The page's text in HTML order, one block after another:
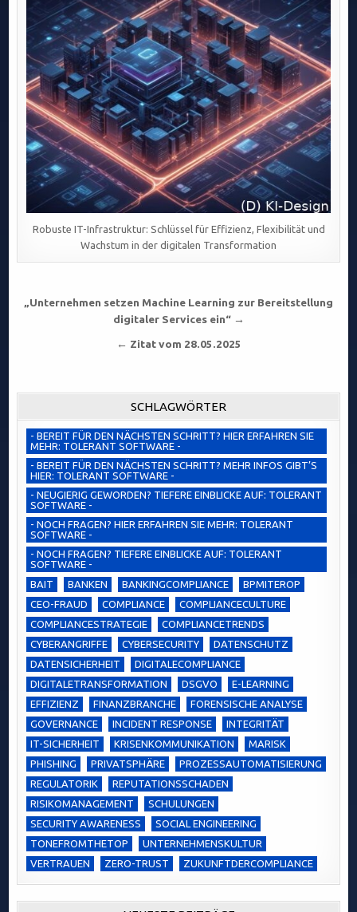
Robuste IT-Infrastruktur: Schlüssel für Effizienz, Flexibilität und
Wachstum in der digitalen Transformation
Beitragsnavigation
„Unternehmen setzen Machine Learning zur Bereitstellung
digitaler Services ein“ →
← Zitat vom 28.05.2025
SCHLAGWÖRTER
- BEREIT FÜR DEN NÄCHSTEN SCHRITT? HIER ERFAHREN SIE
MEHR: TOLERANT SOFTWARE -
- BEREIT FÜR DEN NÄCHSTEN SCHRITT? MEHR INFOS GIBT’S
HIER: TOLERANT SOFTWARE -
- NEUGIERIG GEWORDEN? TIEFERE EINBLICKE AUF: TOLERANT
SOFTWARE -
- NOCH FRAGEN? HIER ERFAHREN SIE MEHR: TOLERANT
SOFTWARE -
- NOCH FRAGEN? TIEFERE EINBLICKE AUF: TOLERANT
SOFTWARE -
BAIT
BANKEN BANKINGCOMPLIANCE
BPMITEROP
CEO-FRAUD
COMPLIANCE
COMPLIANCECULTURE
COMPLIANCESTRATEGIE
COMPLIANCETRENDS
CYBERANGRIFFE
CYBERSECURITY
DATENSCHUTZ
DATENSICHERHEIT
DIGITALECOMPLIANCE
DIGITALETRANSFORMATION
DSGVO
E-LEARNING
EFFIZIENZ
FINANZBRANCHE
FORENSISCHE ANALYSE
GOVERNANCE
INCIDENT RESPONSE
INTEGRITÄT
IT-SICHERHEIT
KRISENKOMMUNIKATION
MARISK
PHISHING
PRIVATSPHÄRE
PROZESSAUTOMATISIERUNG
REGULATORIK
REPUTATIONSSCHADEN
RISIKOMANAGEMENT
SCHULUNGEN
SECURITY AWARENESS
SOCIAL ENGINEERING
TONEFROMTHETOP
UNTERNEHMENSKULTUR
VERTRAUEN
ZERO-TRUST ZUKUNFTDERCOMPLIANCE